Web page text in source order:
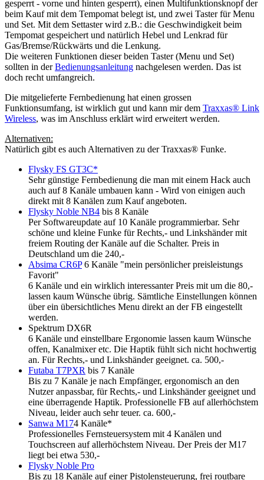
gesperrt - vorne und hinten gesperrt), einen Multifunktionsknopf der
beim Kauf mit dem Tempomat belegt ist, und zwei Taster für Menu
und Set. Mit dem Settaster wird z.B.: die Geschwindigkeit beim
Tempomat gespeichert und natürlich Hebel und Lenkrad für
Gas/Bremse/Rückwärts und die Lenkung.
Die weiteren Funktionen dieser beiden Taster (Menu und Set)
sollten in derBedienungsanleitung nachgelesen werden. Das ist
doch recht umfangreich.
Die mitgelieferte Fernbedienung hat einen grossen
Funktionsumfang, ist wirklich gut und kann mir dem Traxxas® Link
Wireless, was im Anschluss erklärt wird erweitert werden.
Alternativen:
Natürlich gibt es auch Alternativen zu der Traxxas® Funke.
Flysky FS GT3C*
Sehr günstige Fernbedienung die man mit einem Hack auch
auch auf 8 Kanäle umbauen kann - Wird von einigen auch
direkt mit 8 Kanälen zum Kauf angeboten.
Flysky Noble NB4 bis 8 Kanäle
Per Softwareupdate auf 10 Kanäle programmierbar. Sehr
schöne und kleine Funke für Rechts,- und Linkshänder mit
freiem Routing der Kanäle auf die Schalter. Preis in
Deutschland um die 240,-
Absima CR6P6 Kanäle "mein persönlicher preisleistungs
Favorit"
6 Kanäle und ein wirklich interessanter Preis mit um die 80,-
lassen kaum Wünsche übrig. Sämtliche Einstellungen können
über ein übersichtliches Menu direkt an der FB eingestellt
werden.
Spektrum DX6R
6 Kanäle und einstellbare Ergonomie lassen kaum Wünsche
offen, Kanalmixer etc. Die Haptik fühlt sich nicht hochwertig
an. Für Rechts,- und Linkshänder geeignet. ca. 500,-
Futaba T7PXR bis 7 Kanäle
Bis zu 7 Kanäle je nach Empfänger, ergonomisch an den
Nutzer anpassbar, für Rechts,- und Linkshänder geeignet und
eine überragende Haptik. Professionelle FB auf allerhöchstem
Niveau, leider auch sehr teuer. ca. 600,-
Sanwa M174 Kanäle*
Professionelles Fernsteuersystem mit 4 Kanälen und
Touchscreen auf allerhöchstem Niveau. Der Preis der M17
liegt bei etwa 530,-
Flysky Noble Pro
Bis zu 18 Kanäle auf einer Pistolensteuerung, frei routbare